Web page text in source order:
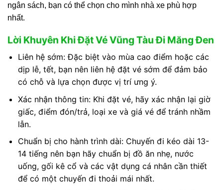
ngân sách, bạn có thể chọn cho mình nhà xe phù hợp
nhất.
Lời Khuyên Khi Đặt Vé Vũng Tàu Đi Măng Đen
Liên hệ sớm: Đặc biệt vào mùa cao điểm hoặc các
dịp lễ, tết, bạn nên liên hệ đặt vé sớm để đảm bảo
có chỗ và lựa chọn được vị trí ưng ý.
Xác nhận thông tin: Khi đặt vé, hãy xác nhận lại giờ
giấc, điểm đón/trả, loại xe và giá vé để tránh nhầm
lẫn.
Chuẩn bị cho hành trình dài: Chuyến đi kéo dài 13-
14 tiếng nên bạn hãy chuẩn bị đồ ăn nhẹ, nước
uống, gối kê cổ và các vật dụng cá nhân cần thiết
để có một chuyến đi thoải mái nhất.